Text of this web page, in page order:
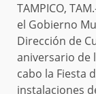
TAMPICO,
el Gobierno
Dirección de
aniversario de
cabo la Fiesta
instalaciones